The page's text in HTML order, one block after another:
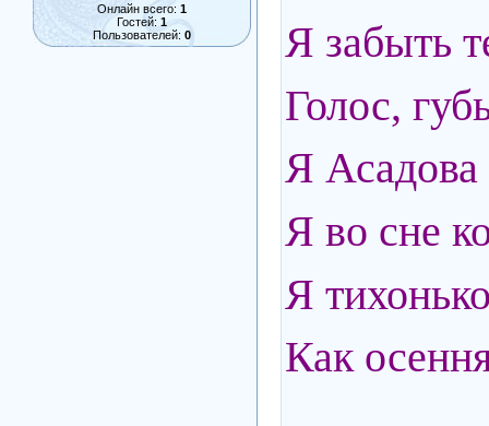
Онлайн всего: 1
Гостей: 1
Пользователей: 0
Я забыть
Голос,
Я Асадова
Я во сне
Я
Как